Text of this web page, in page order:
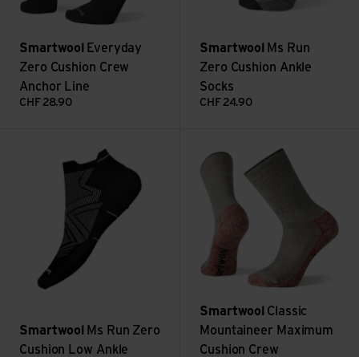
Smartwool
Everyday
Zero Cushion Crew
Anchor Line
CHF 28.90
Smartwool
Ms Run
Zero Cushion Ankle
Socks
CHF 24.90
Smartwool
Ms Run Zero
Cushion Low Ankle
Smartwool Classic
Mountaineer Maximum
Cushion Crew